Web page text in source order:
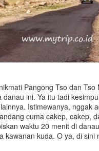
Pangong Tso dan
ini. Ya itu tadi
Istimewanya, nggak
cuma cakep, cakep,
waktu 20 menit di
kawanan kuda. O ya, di